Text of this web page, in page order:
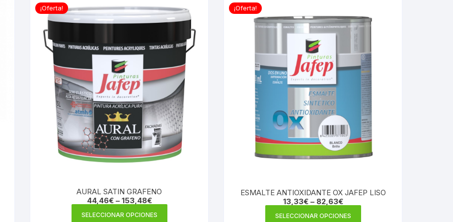
¡Oferta!
AURAL SATIN GRAFENO
44,46€– 153,48€
SELECCIONAR OPCIONES
¡Oferta!
ESMALTE ANTIOXIDANTE OX JAFEP LISO
13,33€– 82,63€
SELECCIONAR OPCIONES